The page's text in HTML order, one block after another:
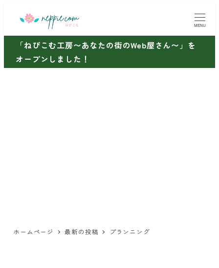
ン
ン
MENU
「ねぴこむ工房〜あなたの街のWeb屋さん〜」を
オープンしました！
ホームページ 最新の投稿 プランニング